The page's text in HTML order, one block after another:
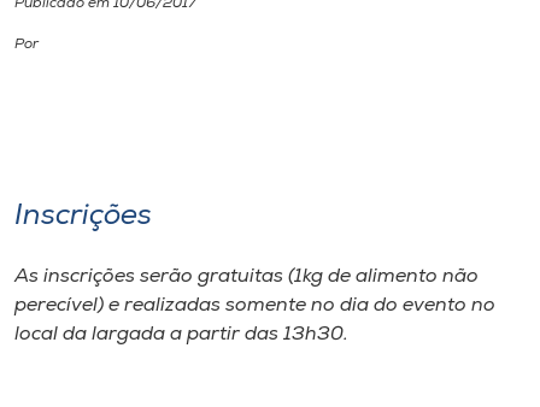
CPA
Biblioteca
Editora
Publicado em 10/06/2017
Por
Inscrições
As inscrições serão gratuitas (1kg de alimento não
perecível) e realizadas somente no dia do evento no
local da largada a partir das 13h30.